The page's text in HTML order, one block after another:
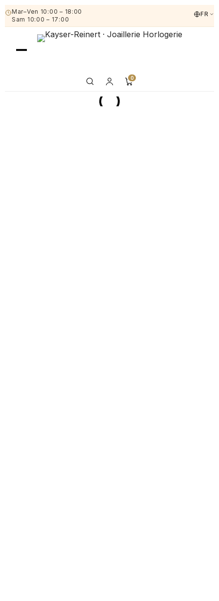
Mar–Ven 10:00 – 18:00
Sam 10:00 – 17:00
FR
0